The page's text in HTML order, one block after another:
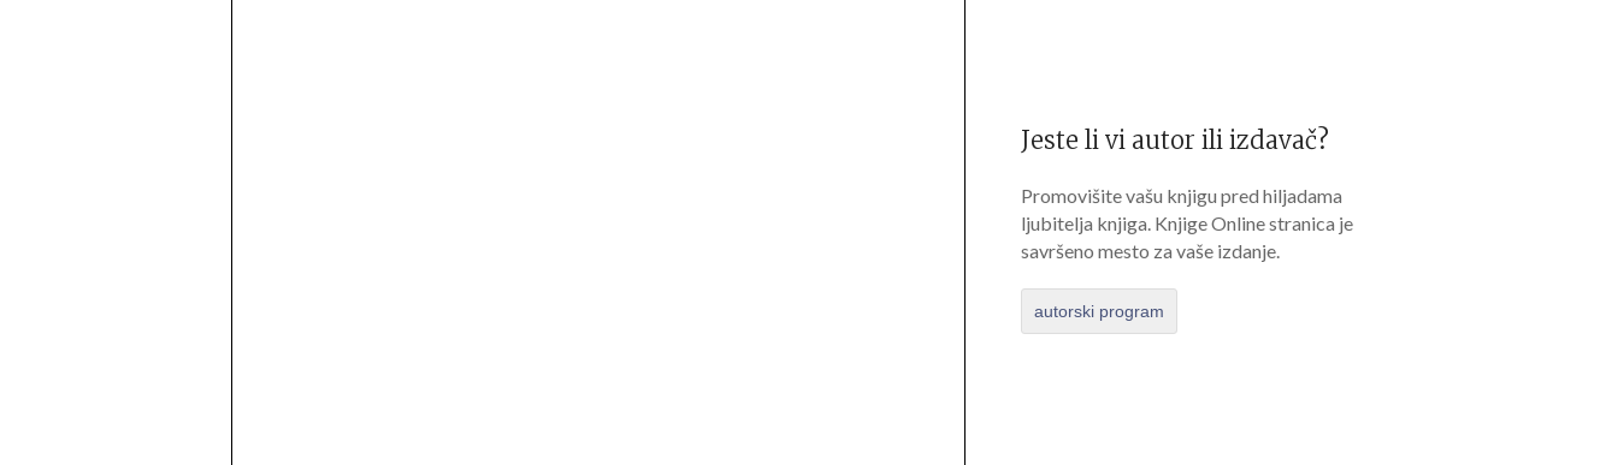
Jeste li vi autor ili izdavač?
Promovišite vašu knjigu pred hiljadama
ljubitelja knjiga. Knjige Online stranica je
savršeno mesto za vaše izdanje.
autorski program